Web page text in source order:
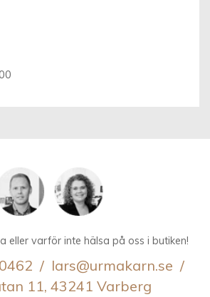
eller varför inte hälsa på oss i butiken!
/ lars@urmakarn.se /
11, 43241 Varberg